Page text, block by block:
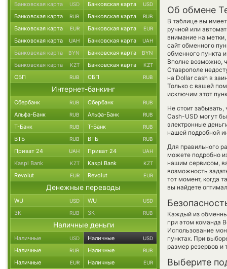
Об обмене
В таблице вы
ручной или
внимание на
сайт обменного
обменного пункта
Вполне возможно,
Ставрополе
на Dollar cash в
Только с вашей
исключим этот
Не стоит
Cash-USD могут
электронные
нашей подробной
Для правильного
можете подробно
нашим сервисом,
возможность
тот момент, когда
вы найдете
Каждый из
при этом команда
Использование
пунктах. При
размер резервов и
Выберите
Банковская карта USD Банковская карта USD
Банковская карта RUB Банковская карта RUB
Банковская карта EUR Банковская карта EUR
Банковская карта UAH Банковская карта UAH
Банковская карта BYN Банковская карта BYN
Банковская карта KZT Банковская карта KZT
СБП RUB СБП RUB
Интернет-банкинг
Сбербанк RUB Сбербанк RUB
Альфа-Банк RUB Альфа-Банк RUB
Т-Банк RUB Т-Банк RUB
ВТБ RUB ВТБ RUB
Приват 24 UAH Приват 24 UAH
Kaspi Bank KZT Kaspi Bank KZT
Revolut EUR Revolut EUR
Денежные переводы
WU USD WU USD
ЗК RUB ЗК RUB
Наличные деньги
Наличные USD Наличные USD
Наличные RUB Наличные RUB
Наличные EUR Наличные EUR